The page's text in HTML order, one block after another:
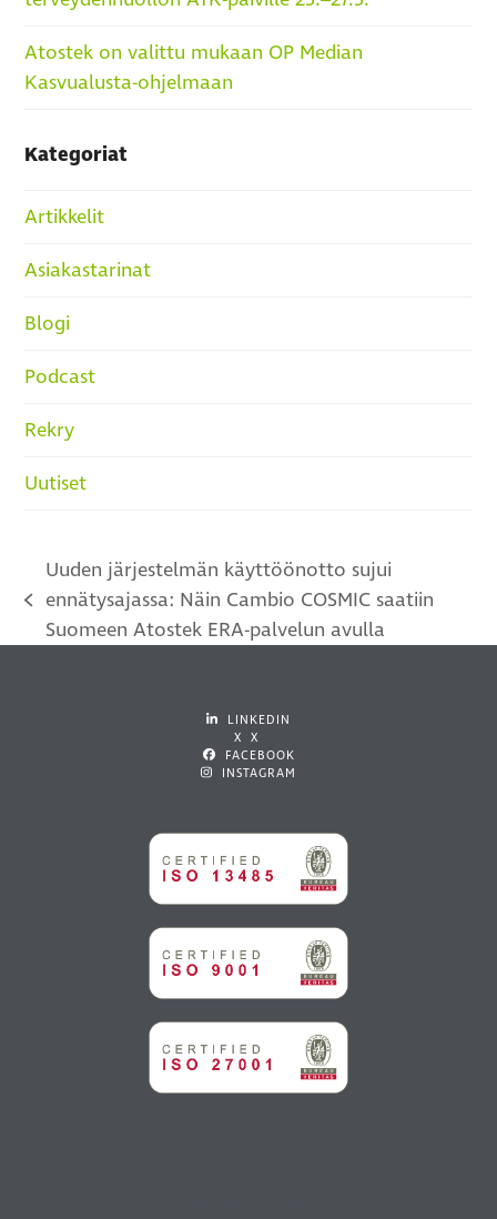
Atostek on valittu mukaan OP Median
Kasvualusta-ohjelmaan
Kategoriat
Artikkelit
Asiakastarinat
Blogi
Podcast
Rekry
Uutiset
previous
post:
Uuden järjestelmän käyttöönotto sujui
ennätysajassa: Näin Cambio COSMIC saatiin
Suomeen Atostek ERA-palvelun avulla
LINKEDIN
X X
FACEBOOK
INSTAGRAM